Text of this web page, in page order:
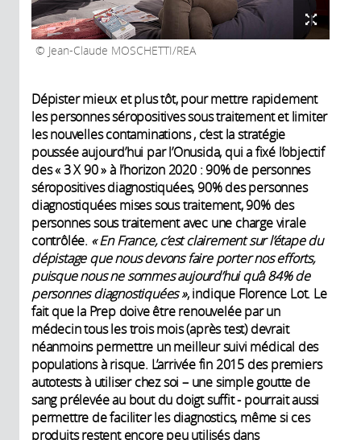
Jean-Claude MOSCHETTI/REA
Dépister mieux et plus tôt, pour mettre rapidement
les personnes séropositives sous traitement et limiter
les nouvelles contaminations , c’est la stratégie
poussée aujourd’hui par l’Onusida, qui a fixé l’objectif
des « 3 X 90 » à l’horizon 2020 : 90% de personnes
séropositives diagnostiquées, 90% des personnes
diagnostiquées mises sous traitement, 90% des
personnes sous traitement avec une charge virale
contrôlée. « En France, c’est clairement sur l’étape du
dépistage que nous devons faire porter nos efforts,
puisque nous ne sommes aujourd’hui qu’à 84% de
personnes diagnostiquées », indique Florence Lot. Le
fait que la Prep doive être renouvelée par un
médecin tous les trois mois (après test) devrait
néanmoins permettre un meilleur suivi médical des
populations à risque. L’arrivée fin 2015 des premiers
autotests à utiliser chez soi – une simple goutte de
sang prélevée au bout du doigt suffit - pourrait aussi
permettre de faciliter les diagnostics, même si ces
produits restent encore peu utilisés dans